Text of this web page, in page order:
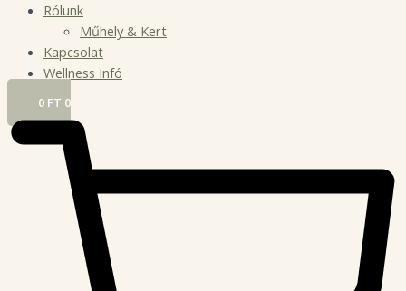
Rólunk
Műhely & Kert
Kapcsolat
Wellness Infó
0 FT 0